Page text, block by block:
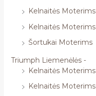
Kelnaitės Moterims
Kelnaitės Moterims
Šortukai Moterims
Triumph Liemenėlės -
Kelnaitės Moterims
Kelnaitės Moterims